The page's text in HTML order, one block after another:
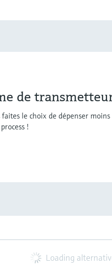
de
le choix de dépenser
!
Loading